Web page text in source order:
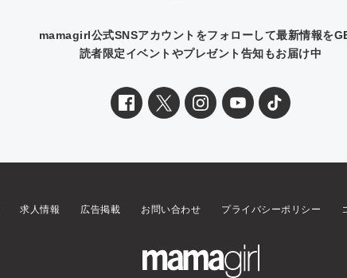
mamagirl公式SNSアカウントをフォローして最新情報を
読者限定イベントやプレゼント告知もお届け中
求人情報 広告掲載 お問い合わせ プライバシーポリシー